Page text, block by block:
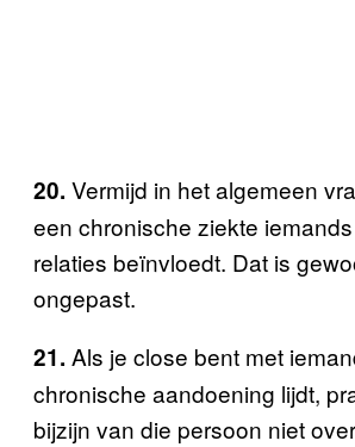
20. Vermijd in het algemeen
een chronische ziekte
relaties beïnvloedt. Dat is
ongepast.
21. Als je close bent met
chronische aandoening lijdt,
bijzijn van die persoon niet